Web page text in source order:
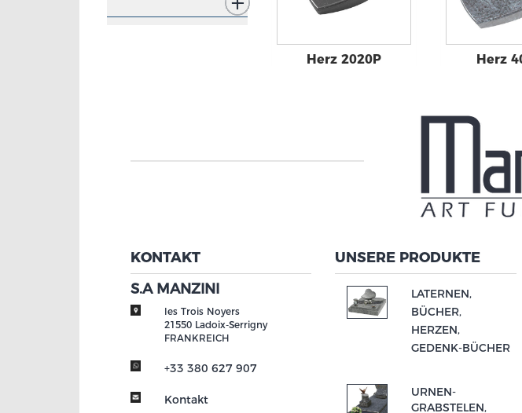
Herz 2020P Herz
KONTAKT
S.A MANZINI
les Trois Noyers
21550 Ladoix-Serrigny
FRANKREICH
+33 380 627 907
Kontakt
UNSERE PRODUKTE
LATERNEN,
BÜCHER,
HERZEN,
GEDENK-BÜCHER
URNEN-
GRABSTELEN,